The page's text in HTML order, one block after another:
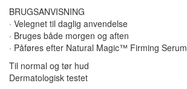
BRUGSANVISNING
· Velegnet til daglig anvendelse
· Bruges både morgen og aften
· Påføres efter Natural Magic™ Firming Serum
Til normal og tør hud
Dermatologisk testet